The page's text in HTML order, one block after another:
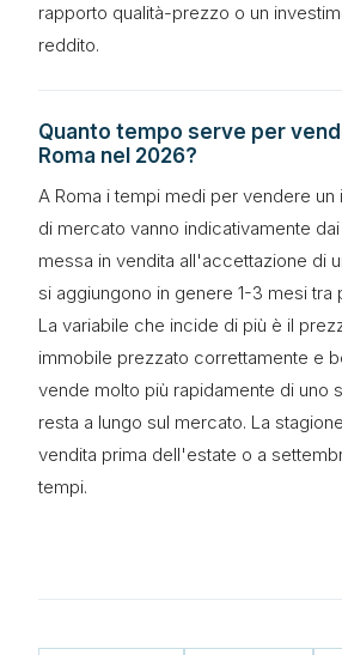
rapporto qualità-prezzo o un
reddito.
Quanto tempo serve per
Roma nel 2026?
A Roma i tempi medi per vendere
di mercato vanno indicativamente
messa in vendita all'accettazione di
si aggiungono in genere 1-3 mesi tra
La variabile che incide di più è il
immobile prezzato correttamente e
vende molto più rapidamente di uno
resta a lungo sul mercato. La
vendita prima dell'estate o a
tempi.